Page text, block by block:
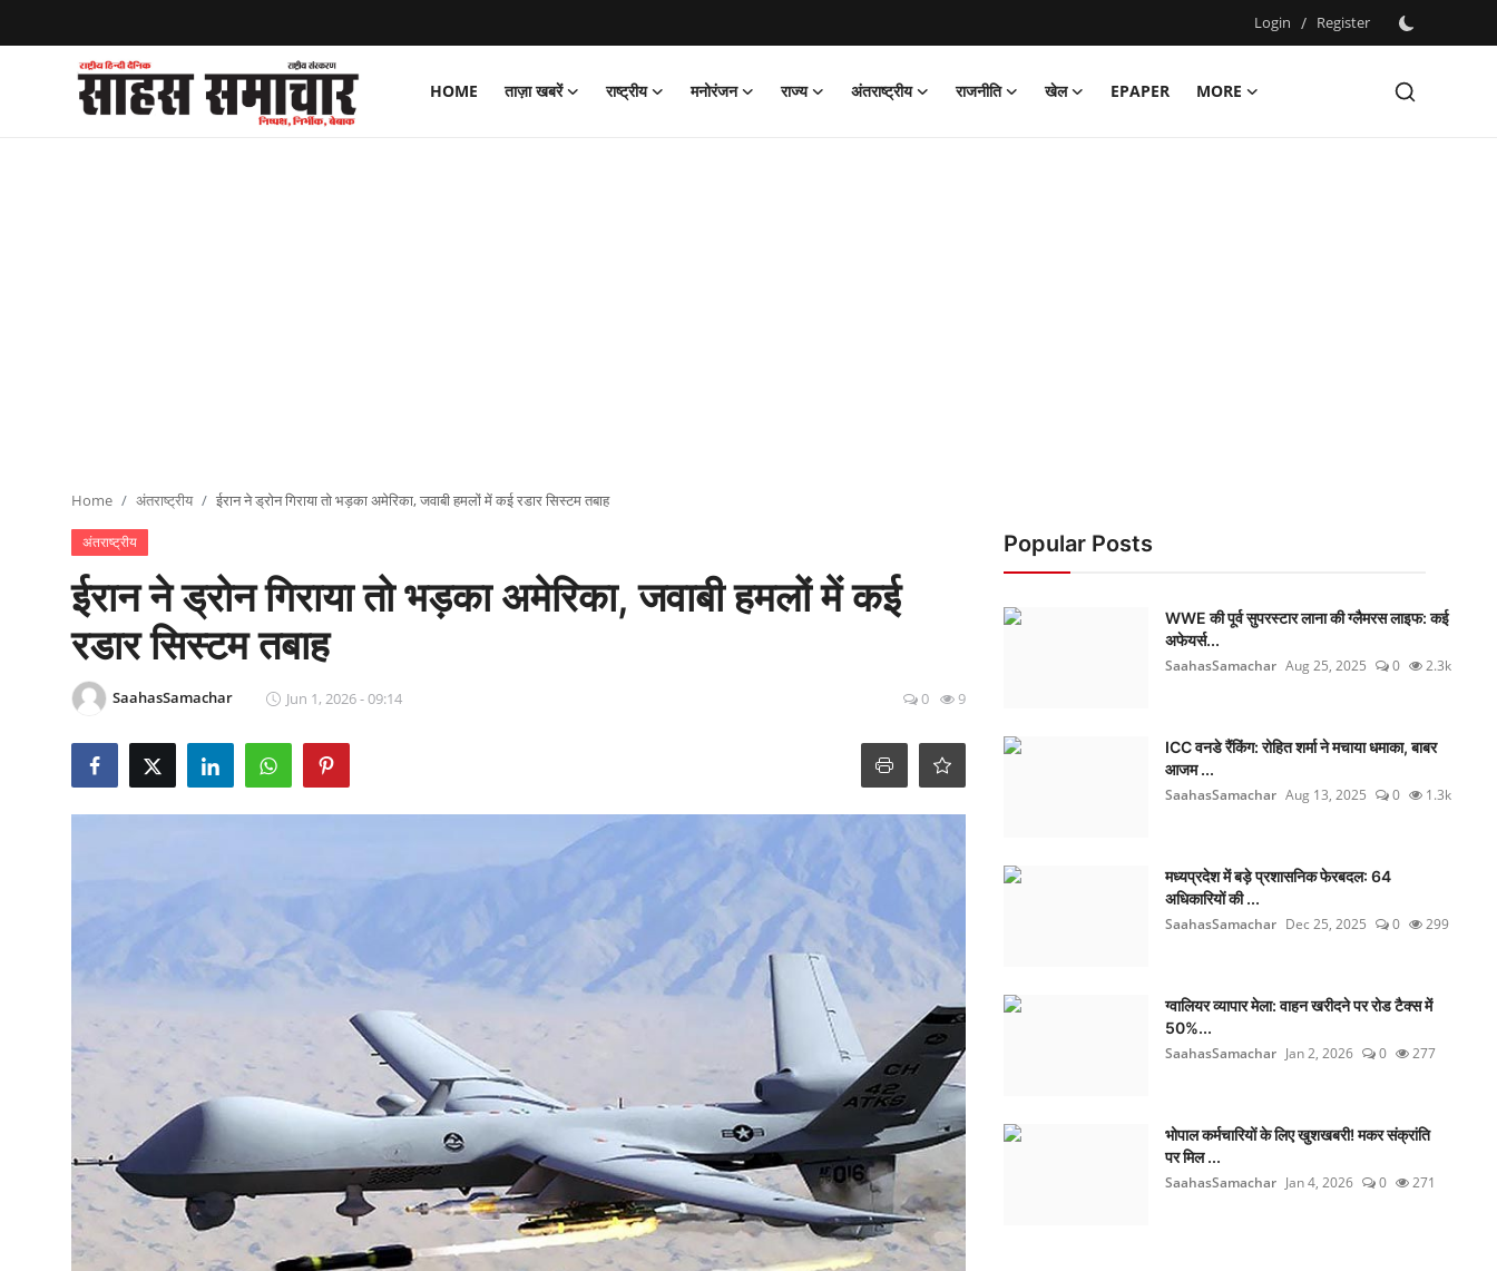
Login / Register
HOME ताज़ा खबरें राष्ट्रीय मनोरंजन राज्य अंतराष्ट्रीय राजनीति खेल EPAPER
MORE
Register
Home अंतराष्ट्रीय ईरान ने ड्रोन गिराया तो भड़का अमेरिका, जवाबी हमलों में कई रडार सिस्टम तबाह
अंतराष्ट्रीय
ईरान ने ड्रोन गिराया तो भड़का अमेरिका, जवाबी हमलों में कई
रडार सिस्टम तबाह
SaahasSamachar Jun 1, 2026 - 09:14 0 9
Popular Posts
WWE की पूर्व सुपरस्टार लाना की ग्लैमरस लाइफ: कई
अफेयर्स...
SaahasSamachar Aug 25, 2025 0 2.3k
ICC वनडे रैंकिंग: रोहित शर्मा ने मचाया धमाका, बाबर
आजम ...
SaahasSamachar Aug 13, 2025 0 1.3k
मध्यप्रदेश में बड़े प्रशासनिक फेरबदल: 64
अधिकारियों की ...
SaahasSamachar Dec 25, 2025 0 299
ग्वालियर व्यापार मेला: वाहन खरीदने पर रोड टैक्स में
50%...
SaahasSamachar Jan 2, 2026 0 277
भोपाल कर्मचारियों के लिए खुशखबरी! मकर संक्रांति
पर मिल ...
SaahasSamachar Jan 4, 2026 0 271